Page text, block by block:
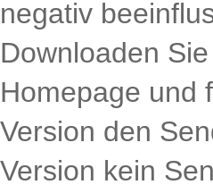
negativ
Downloaden
Homepage und
Version den
Version kein